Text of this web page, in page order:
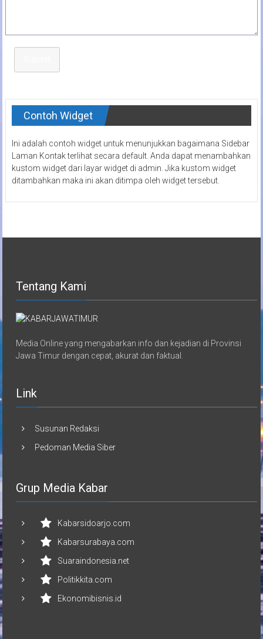
Contoh Widget
Ini adalah contoh widget untuk menunjukkan bagaimana Sidebar
Laman Kontak terlihat secara default. Anda dapat menambahkan
kustom widget dari layar widget di admin. Jika kustom widget
ditambahkan maka ini akan ditimpa oleh widget tersebut.
Tentang Kami
Media Online yang mengabarkan info dan kejadian di Provinsi
Jawa Timur dengan cepat, akurat dan faktual.
Link
Susunan Redaksi
Pedoman Media Siber
Grup Media Kabar
Kabarsidoarjo.com
Kabarsurabaya.com
Suaraindonesia.net
Politikkita.com
Ekonomibisnis.id